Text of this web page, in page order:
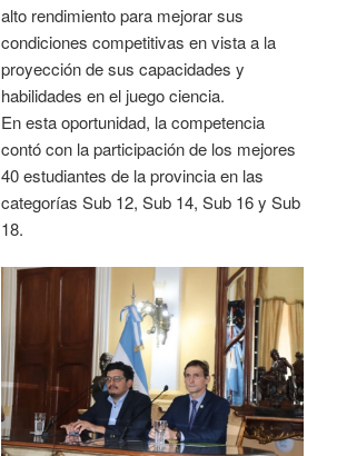
alto rendimiento para mejorar sus
condiciones competitivas en vista a la
proyección de sus capacidades y
habilidades en el juego ciencia.
En esta oportunidad, la competencia
contó con la participación de los mejores
40 estudiantes de la provincia en las
categorías Sub 12, Sub 14, Sub 16 y Sub
18.